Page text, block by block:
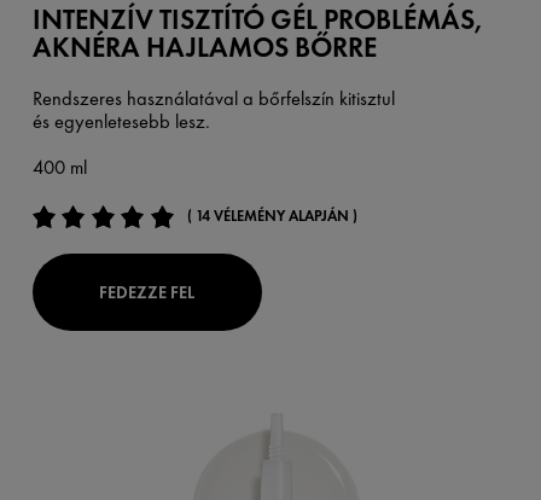
INTENZÍV TISZTÍTÓ GÉL PROBLÉMÁS,
AKNÉRA HAJLAMOS BŐRRE
Rendszeres használatával a bőrfelszín kitisztul
és egyenletesebb lesz.
400 ml
( 14 VÉLEMÉNY ALAPJÁN )
FEDEZZE FEL